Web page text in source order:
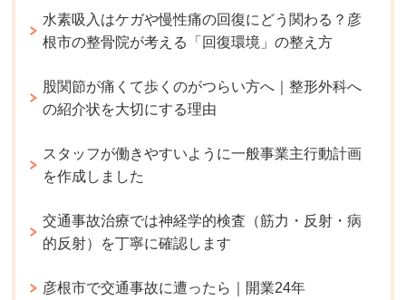
水素吸入はケガや慢性痛の回復にどう関わる？彦
根市の整骨院が考える「回復環境」の整え方
股関節が痛くて歩くのがつらい方へ｜整形外科へ
の紹介状を大切にする理由
スタッフが働きやすいように一般事業主行動計画
を作成しました
交通事故治療では神経学的検査（筋力・反射・病
的反射）を丁寧に確認します
彦根市で交通事故に遭ったら｜開業24年